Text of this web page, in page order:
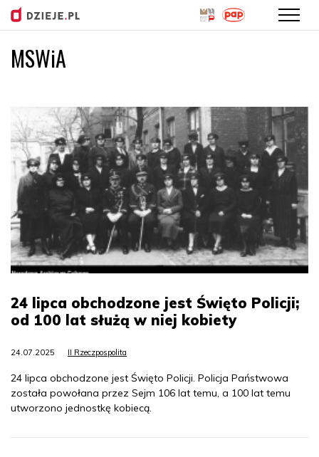
MSWiA
24 lipca obchodzone jest Święto Policji;
od 100 lat służą w niej kobiety
24.07.2025 II Rzeczpospolita
24 lipca obchodzone jest Święto Policji. Policja Państwowa
została powołana przez Sejm 106 lat temu, a 100 lat temu
utworzono jednostkę kobiecą.